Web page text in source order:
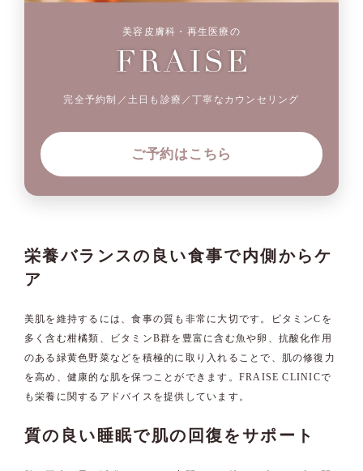
美容皮膚科・再生医療の
完全予約制／土日も診療／丁寧なカウンセリング
ご予約はこちら
栄養バランスの良い食事で内側からケ
ア
美肌を維持するには、食事の質も非常に大切です。ビタミンCを
多く含む柑橘類、ビタミンB群を豊富に含む魚や卵、抗酸化作用
のある緑黄色野菜などを積極的に取り入れることで、肌の修復力
を高め、健康的な肌を保つことができます。FRAISE CLINICで
も栄養に関するアドバイスを提供しています。
質の良い睡眠で肌の回復をサポート